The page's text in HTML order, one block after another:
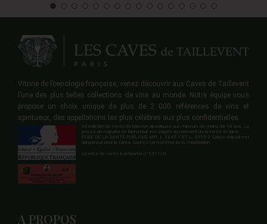
Vitrine de l’oenologie française, venez découvrir aux Caves de Taillevent
l’une des plus belles collections de vins au monde. Notre équipe vous
propose un choix unique de plus de 2 000 références de vins et
spiritueux, des appellations les plus célèbres aux plus confidentielles.
Interdiction de vente de boisson alcooliques aux mineurs de moins de 18 ans. La
preuve de majorité de l'acheteur est exigée au moment de la vente en ligne.
CODE DE LA SANTE PUBLIQUE ART. L 3342-1 ET L. 3353-3 L'abus d'alcool est
dangereux pour la santé. Sachez consommer avec modération.
Licence de vente à emporter n°131110.
A PROPOS